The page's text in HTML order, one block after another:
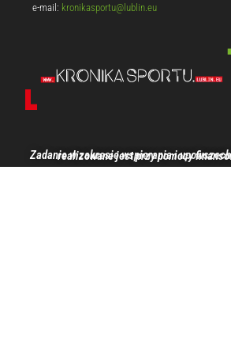
e-mail: kronikasportu@lublin.eu
Zadanie w zakresie wspierania i upowszechniania kultury fizycznej realizowane